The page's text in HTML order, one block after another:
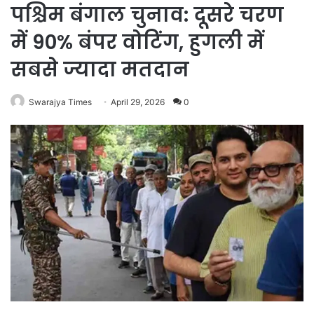
पश्चिम बंगाल चुनाव: दूसरे चरण
में 90% बंपर वोटिंग, हुगली में
सबसे ज्यादा मतदान
Swarajya Times April 29, 2026 0